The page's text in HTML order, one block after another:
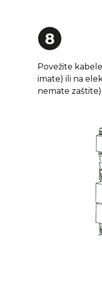
Povežite
imate) ili na
nemate zaštite).